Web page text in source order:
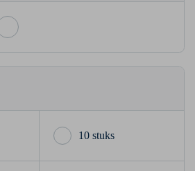
10 stuks